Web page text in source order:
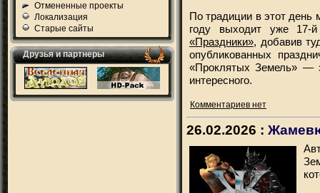
Отмененные проекты
Локализация
Старые сайты
Друзья и партнеры
По традиции в этот день
году выходит уже 17-
«Праздники», добавив
опубликованных
«Проклятых Земель» —
интересного.
Комментариев нет
26.02.2026 :